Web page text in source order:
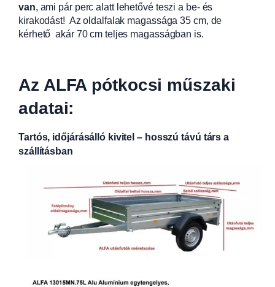
van , ami pár perc alatt lehetővé teszi a be- és
kirakodást! Az oldalfalak magassága 35 cm, de
kérhető akár 70 cm teljes magasságban is.
Az ALFA pótkocsi műszaki
adatai:
Tartós, időjárásálló kivitel – hosszú távú társ a
szállításban